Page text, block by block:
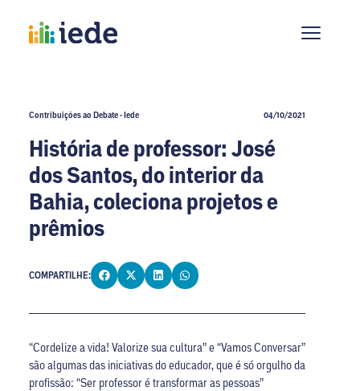
Contribuições ao Debate - Iede 04/10/2021
História de professor: José
dos Santos, do interior da
Bahia, coleciona projetos e
prêmios
COMPARTILHE:
“Cordelize a vida! Valorize sua cultura” e “Vamos Conversar”
são algumas das iniciativas do educador, que é só orgulho da
profissão: “Ser professor é transformar as pessoas”